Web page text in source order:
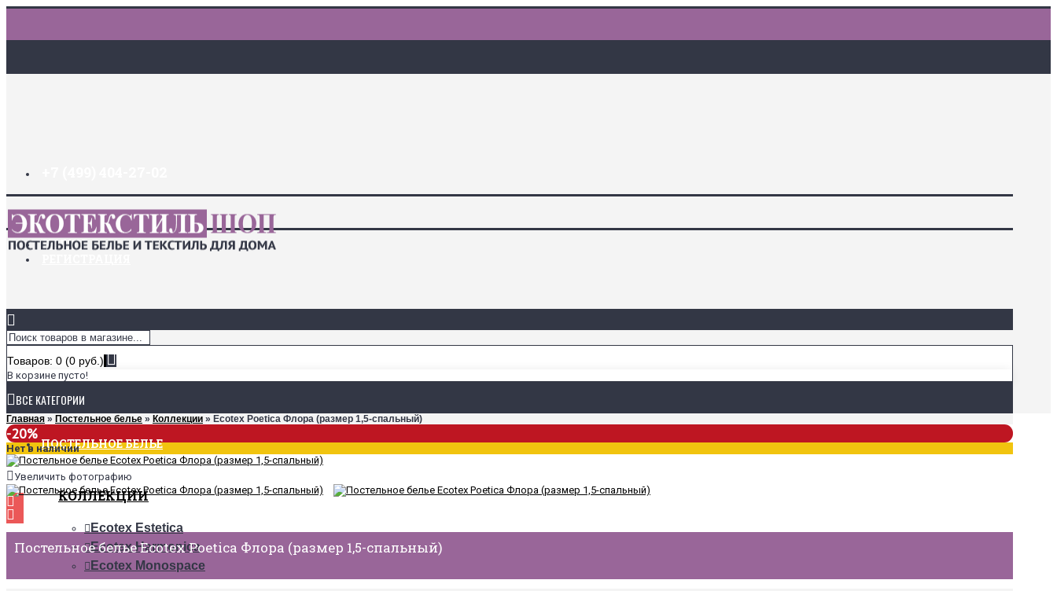
ДОСТАВКА И ОПЛАТА
ЗАКЛАДКИ (0)
ЛОГИН
Товаров: 0 (0 руб.)
В корзине пусто!
ВСЕ КАТЕГОРИИ
ПОСТЕЛЬНОЕ БЕЛЬЕ
КОЛЛЕКЦИИ
Ecotex Estetica
Ecotex Harmonica
Ecotex Monospace
Главная » Постельное белье » Коллекции » Ecotex Poetica Флора (размер 1,5-спальный)
-20%
Нет в наличии
Увеличить фотографию
Постельное белье Ecotex Poetica Флора (размер 1,5-спальный)